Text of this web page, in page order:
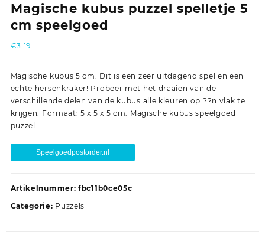
Magische kubus puzzel spelletje 5
cm speelgoed
€3.19
Magische kubus 5 cm. Dit is een zeer uitdagend spel en een
echte hersenkraker! Probeer met het draaien van de
verschillende delen van de kubus alle kleuren op ??n vlak te
krijgen. Formaat: 5 x 5 x 5 cm. Magische kubus speelgoed
puzzel.
Speelgoedpostorder.nl
Artikelnummer: fbc11b0ce05c
Categorie: Puzzels